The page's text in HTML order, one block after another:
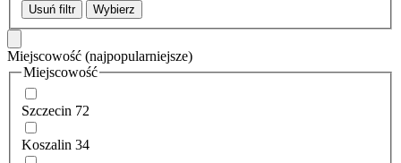
Usuń filtr Wybierz
Miejscowość (najpopularniejsze)
Miejscowość
Szczecin 72
Koszalin 34